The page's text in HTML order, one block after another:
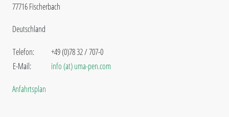
77716 Fischerbach
Deutschland
Telefon:
E-Mail:
+49 (0)78 32 / 707-0
info (at) uma-pen.com
Anfahrtsplan